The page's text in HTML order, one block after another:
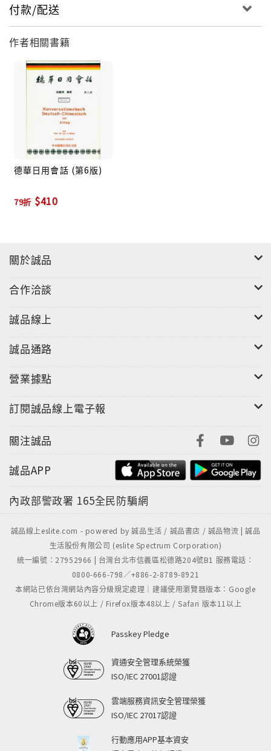
付款/配送
作者相關書籍
德華日用會話 (第6版)
79折 $410
關於誠品
合作洽談
誠品線上
誠品通路
營業據點
訂閱誠品線上電子報
關注誠品
誠品APP
內政部警政署 165全民防騙網
誠品線上eslite.com - powered by 誠品生活 / 誠品書店 / 誠品物流 | 誠品
生活股份有限公司 (eslite Spectrum Corporation)
統一編號：27952966 | 台灣台北市信義區松德路204號B1 服務電話：
0800-666-798／+886-2-8789-8921
本網站已依台灣網站內容分級規定處理｜建議使用瀏覽器版本：Google
Chrome版本60以上 / Firefox版本48以上 / Safari 版本11以上
Passkey Pledge
資通安全管理系統榮獲
ISO/IEC 27001認證
雲端服務資訊安全管理榮獲
ISO/IEC 27017認證
行動應用APP基本資安